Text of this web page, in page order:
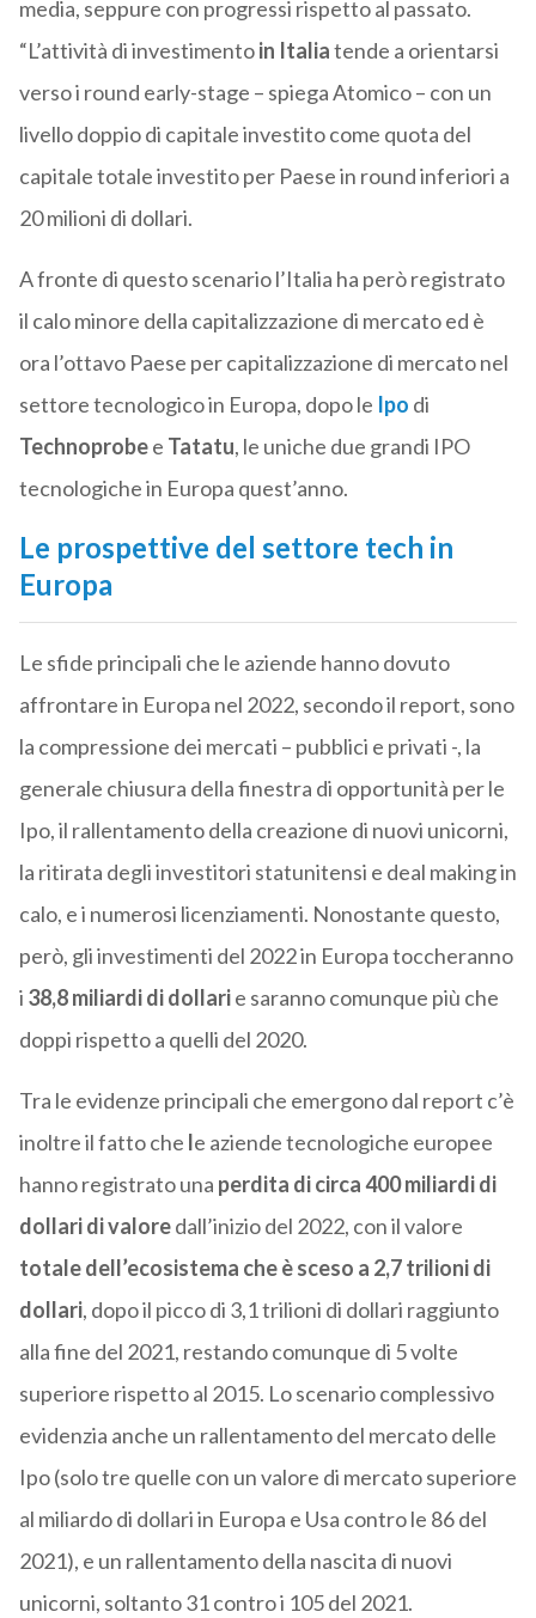
media, seppure con progressi rispetto al passato.
“L’attività di investimentoin Italiatende a orientarsi
verso i round early-stage – spiega Atomico – con un
livello doppio di capitale investito come quota del
capitale totale investito per Paese in round inferiori a
20 milioni di dollari.
A fronte di questo scenario l’Italia ha però registrato
il calo minore della capitalizzazione di mercato ed è
ora l’ottavo Paese per capitalizzazione di mercato nel
settore tecnologico in Europa, dopo le Ipo di
Technoprobee Tatatu, le uniche due grandi IPO
tecnologiche in Europa quest’anno.
Le prospettive del settore tech in
Europa
Le sfide principali che le aziende hanno dovuto
affrontare in Europa nel 2022, secondo il report, sono
la compressione dei mercati – pubblici e privati -, la
generale chiusura della finestra di opportunità per le
Ipo, il rallentamento della creazione di nuovi unicorni,
la ritirata degli investitori statunitensi e deal making in
calo, e i numerosi licenziamenti. Nonostante questo,
però, gli investimenti del 2022 in Europa toccheranno
i 38,8 miliardi di dollarie saranno comunque più che
doppi rispetto a quelli del 2020.
Tra le evidenze principali che emergono dal report c’è
inoltre il fatto che le aziende tecnologiche europee
hanno registrato una perdita di circa 400 miliardi di
dollari di valoredall’inizio del 2022, con il valore
totale dell’ecosistema che è sceso a 2,7 trilioni di
dollari, dopo il picco di 3,1 trilioni di dollari raggiunto
alla fine del 2021, restando comunque di 5 volte
superiore rispetto al 2015. Lo scenario complessivo
evidenzia anche un rallentamento del mercato delle
Ipo (solo tre quelle con un valore di mercato superiore
al miliardo di dollari in Europa e Usa contro le 86 del
2021), e un rallentamento della nascita di nuovi
unicorni, soltanto 31 contro i 105 del 2021.